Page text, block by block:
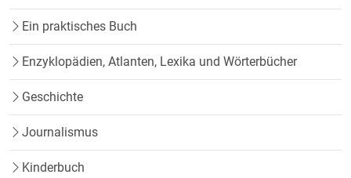
Ein praktisches Buch
Enzyklopädien, Atlanten, Lexika und Wörterbücher
Geschichte
Journalismus
Kinderbuch